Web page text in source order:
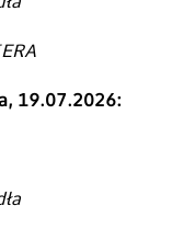
19.07.2026: